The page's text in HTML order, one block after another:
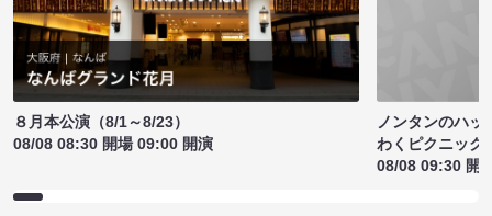
８月本公演（8/1～8/23）
08/08 08:30 開場 09:00 開演
ノンタンのハッ
わくピクニック
08/08 09:30 開